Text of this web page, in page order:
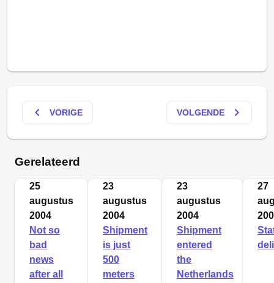
keyboard_arrow_left VORIGE VOLGENDE keyboard_arrow_right
Gerelateerd
25
augustus
2004
Not so
bad
news
after all
23
augustus
2004
Shipment
is just
500
meters
23
augustus
2004
Shipment
entered
the
Netherlands
27